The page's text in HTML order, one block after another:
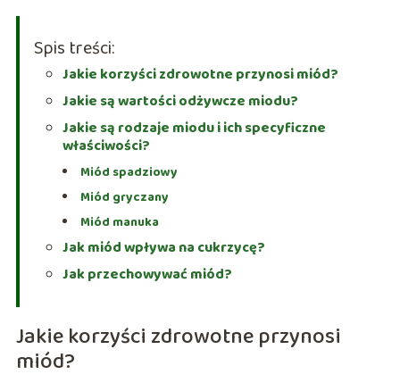
Spis treści:
Jakie korzyści zdrowotne przynosi miód?
Jakie są wartości odżywcze miodu?
Jakie są rodzaje miodu i ich specyficzne
właściwości?
Miód spadziowy
Miód gryczany
Miód manuka
Jak miód wpływa na cukrzycę?
Jak przechowywać miód?
Jakie korzyści zdrowotne przynosi
miód?